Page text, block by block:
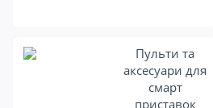
Пульти та
аксесуари для
смарт
приставок